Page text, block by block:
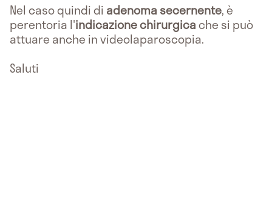
Nel caso quindi di adenoma secernente, è
perentoria l'indicazione chirurgicache si può
attuare anche in videolaparoscopia.
Saluti